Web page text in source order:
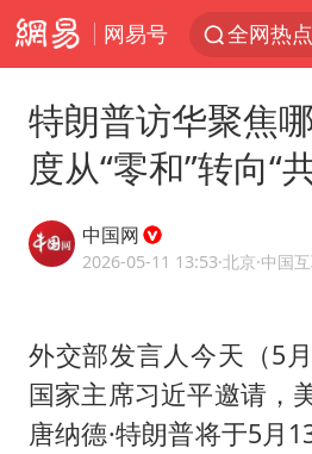
网易号 全网热
特朗普访华聚焦
度从“零和”转向“
中国网
2026-05-11 13:53·北京
外交部发言人今天（5
国家主席习近平邀请，
唐纳德·特朗普将于5月